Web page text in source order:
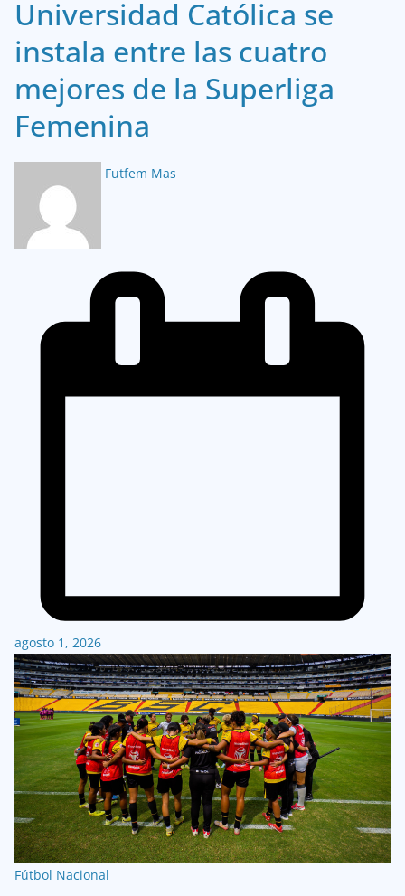
Universidad Católica se
instala entre las cuatro
mejores de la Superliga
Femenina
Futfem Mas
agosto 1, 2026
Fútbol Nacional